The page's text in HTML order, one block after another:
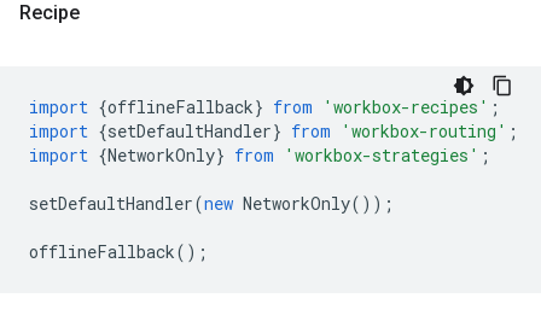
Recipe
import {offlineFallback} from 'workbox-recipes' ;
import {setDefaultHandler} from 'workbox-routing' ;
import {NetworkOnly} from 'workbox-strategies' ;
setDefaultHandler(new NetworkOnly());
offlineFallback();